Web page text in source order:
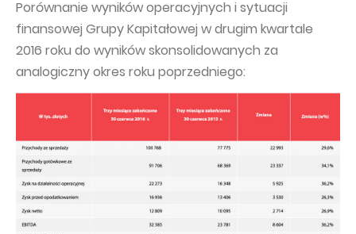
Porównanie wyników operacyjnych i sytuacji
finansowej Grupy Kapitałowej w drugim kwartale
2016 roku do wyników skonsolidowanych za
analogiczny okres roku poprzedniego: